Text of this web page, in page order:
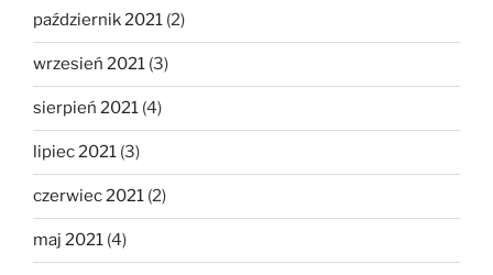
październik 2021 (2)
wrzesień 2021 (3)
sierpień 2021 (4)
lipiec 2021 (3)
czerwiec 2021 (2)
maj 2021 (4)